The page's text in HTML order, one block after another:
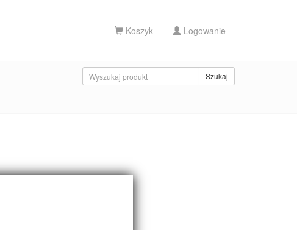
Koszyk Logowanie
Szukaj